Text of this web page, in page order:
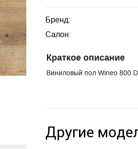
Бренд:
Салон:
Краткое описание
Виниловый пол Wineo 800
Другие